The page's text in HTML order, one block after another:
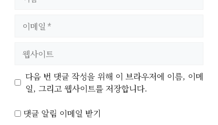
트
다음 번 댓글 작성을 위해 이 브라우저에 이름, 이메
일, 그리고 웹사이트를 저장합니다.
댓글 알림 이메일 받기